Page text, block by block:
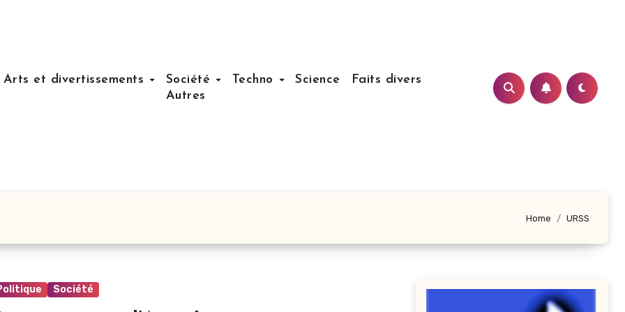
Arts et divertissements Société Techno Science
Faits divers
Autres
Home URSS
Société